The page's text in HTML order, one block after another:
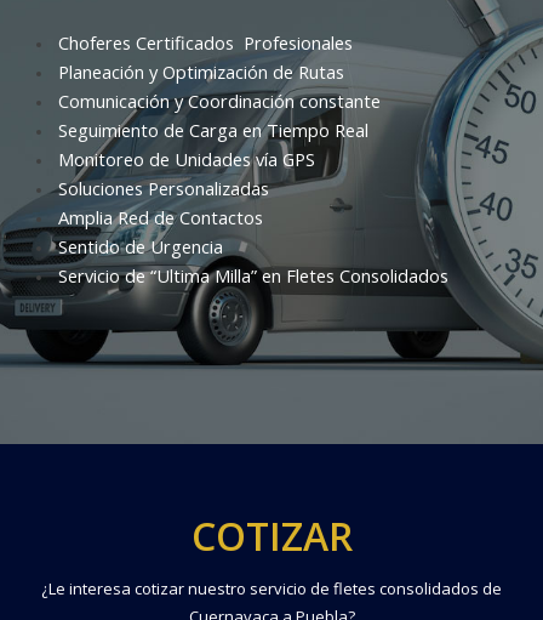
Choferes Certificados Profesionales
Planeación y Optimización de Rutas
Comunicación y Coordinación constante
Seguimiento de Carga en Tiempo Real
Monitoreo de Unidades vía GPS
Soluciones Personalizadas
Amplia Red de Contactos
Sentido de Urgencia
Servicio de “Ultima Milla” en Fletes Consolidados
COTIZAR
¿Le interesa cotizar nuestro servicio de fletes consolidados de